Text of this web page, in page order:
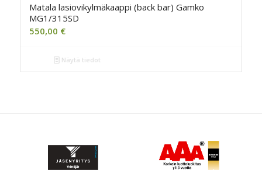
Matala lasiovikylmäkaappi (back bar) Gamko
MG1/315SD
550,00 €
Näytä tiedot